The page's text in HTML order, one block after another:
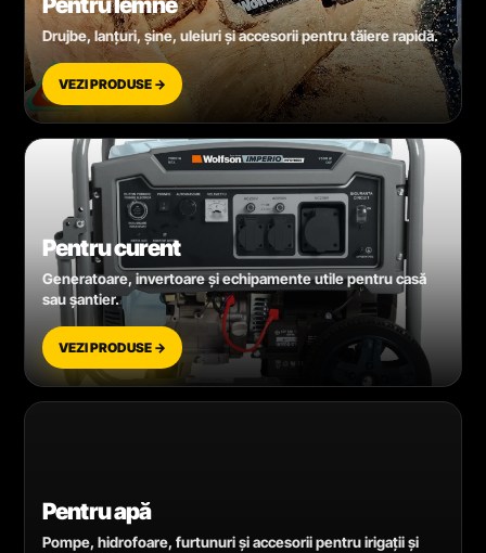
Drujbe, lanțuri, șine, uleiuri și accesorii pentru tăiere rapidă.
VEZI PRODUSE →
Pentru curent
Generatoare, invertoare și echipamente utile pentru casă
sau șantier.
VEZI PRODUSE →
Pentru apă
Pompe, hidrofoare, furtunuri și accesorii pentru irigații și